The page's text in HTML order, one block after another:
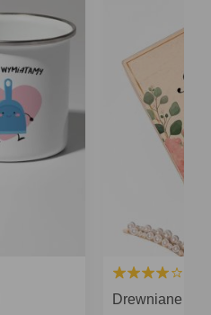
Drewniane